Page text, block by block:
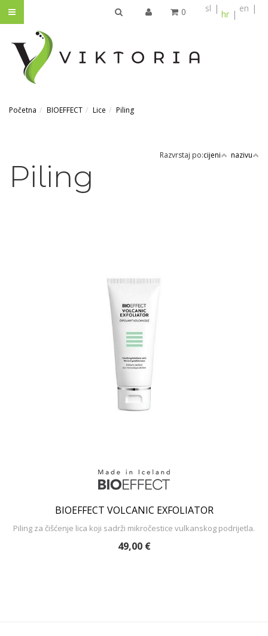
sl
hr
en
0
Početna BIOEFFECT Lice Piling
Razvrstaj po:cijeni nazivu
Piling
BIOEFFECT VOLCANIC EXFOLIATOR
Piling za čišćenje lica koji sadrži mikročestice vulkanskog podrijetla.
49,00 €